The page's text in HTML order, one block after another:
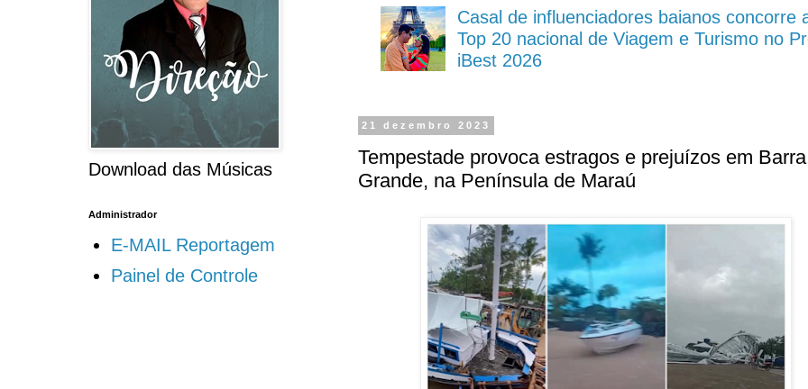
Casal de influenciadores baianos concorre
Top 20 nacional de Viagem e Turismo no
iBest 2026
21 dezembro 2023
Tempestade provoca estragos e prejuízos em Barra
Grande, na Península de Maraú
Download das Músicas
Administrador
E-MAIL Reportagem
Painel de Controle